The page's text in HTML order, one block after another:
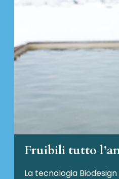
Fruibili tutto
La tecnologia